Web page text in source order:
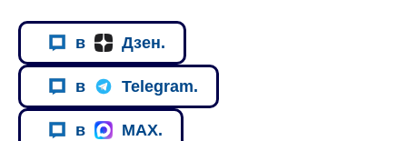
в Дзен.
в Telegram.
в MAX.